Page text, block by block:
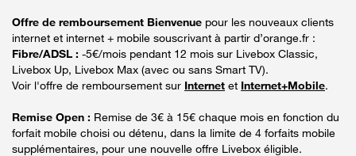
Offre de remboursement Bienvenue pour les nouveaux clients
internet et internet + mobile souscrivant à partir d’orange.fr :
Fibre/ADSL : -5€/mois pendant 12 mois sur Livebox Classic,
Livebox Up, Livebox Max (avec ou sans Smart TV).
Voir l'offre de remboursement sur Internet et Internet+Mobile.
Remise Open : Remise de 3€ à 15€ chaque mois en fonction du
forfait mobile choisi ou détenu, dans la limite de 4 forfaits mobile
supplémentaires, pour une nouvelle offre Livebox éligible.